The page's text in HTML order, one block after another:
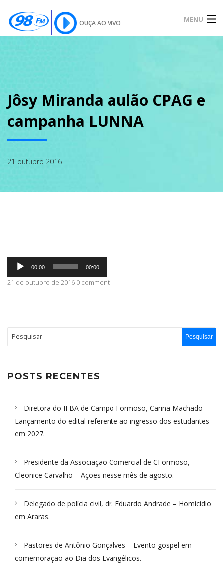
OUÇA AO VIVO MENU
SOBRE
NOTÍCIAS
CONTATO
Jôsy Miranda aulão CPAG e
campanha LUNNA
21 outubro 2016
Tocador
áudio
00:00 00:00
21 de outubro de 2016 0 comment
POSTS RECENTES
Diretora do IFBA de Campo Formoso, Carina Machado-
Lançamento do edital referente ao ingresso dos estudantes
em 2027.
Presidente da Associação Comercial de CFormoso,
Cleonice Carvalho – Ações nesse mês de agosto.
Delegado de polícia civil, dr. Eduardo Andrade – Homicídio
em Araras.
Pastores de Antônio Gonçalves – Evento gospel em
comemoração ao Dia dos Evangélicos.